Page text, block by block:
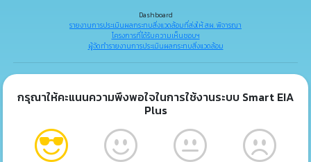
Dashboard
รายงานการประเมินผลกระทบสิ่งแวดล้อมที่ส่งให้ สผ. พิจารณา
โครงการที่ได้รับความเห็นชอบฯ
ผู้จัดทำรายงานการประเมินผลกระทบสิ่งแวดล้อม
กรุณาให้คะแนนความพึงพอใจในการใช้งานระบบ Smart EIA
Plus